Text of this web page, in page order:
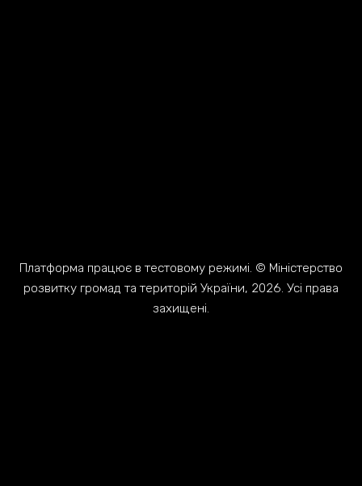
Платформа працює в тестовому режимі. © Міністерство
розвитку громад та територій України, 2026. Усі права
захищені.